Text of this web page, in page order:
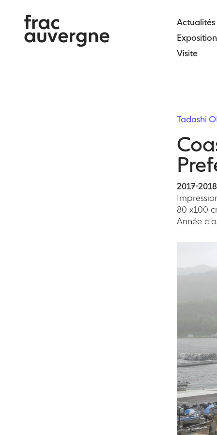
content
Actualités
Visite
Tadashi
2017-2018
80 x100
Année